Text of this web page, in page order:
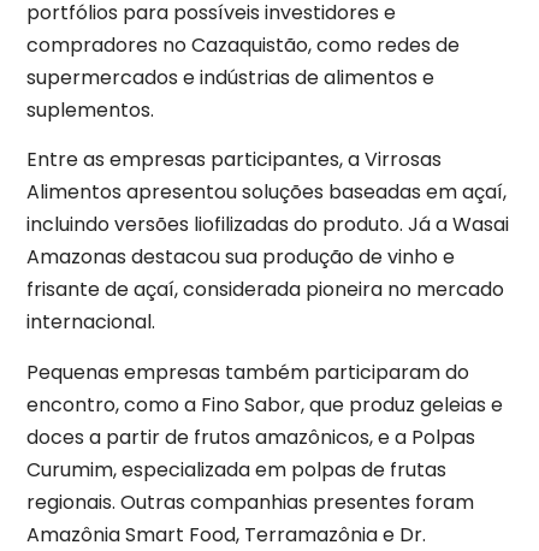
portfólios para possíveis investidores e
compradores no Cazaquistão, como redes de
supermercados e indústrias de alimentos e
suplementos.
Entre as empresas participantes, a Virrosas
Alimentos apresentou soluções baseadas em açaí,
incluindo versões liofilizadas do produto. Já a Wasai
Amazonas destacou sua produção de vinho e
frisante de açaí, considerada pioneira no mercado
internacional.
Pequenas empresas também participaram do
encontro, como a Fino Sabor, que produz geleias e
doces a partir de frutos amazônicos, e a Polpas
Curumim, especializada em polpas de frutas
regionais. Outras companhias presentes foram
Amazônia Smart Food, Terramazônia e Dr.